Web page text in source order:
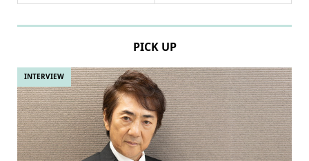
PICK UP
INTERVIEW